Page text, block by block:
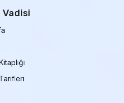
Vadisi